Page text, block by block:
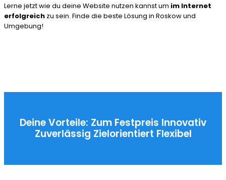
Lerne jetzt wie du deine Website nutzen kannst um im Internet
erfolgreich zu sein. Finde die beste Lösung in Roskow und
Umgebung!
Deine Vorteile: Zum Festpreis Innovativ
Zuverlässig Zielorientiert Flexibel